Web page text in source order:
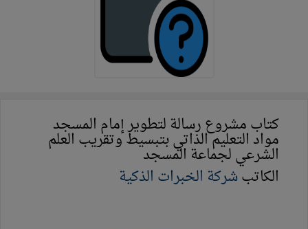
كتاب مشروع رسالة لتطوير إمام المسجد
مواد التعليم الذاتي بتبسيط وتقريب العلم
الشرعي لجماعة المسجد
الكاتبشركة الخبرات الذكية